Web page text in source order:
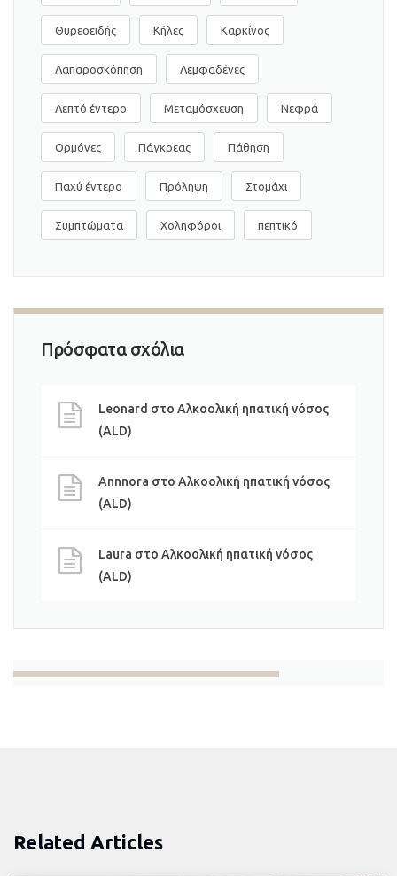
Θυρεοειδής Κήλες Καρκίνος
Λαπαροσκόπηση Λεμφαδένες
Λεπτό έντερο Μεταμόσχευση Νεφρά
Ορμόνες Πάγκρεας Πάθηση
Παχύ έντερο Πρόληψη Στομάχι
Συμπτώματα Χοληφόροι πεπτικό
Πρόσφατα σχόλια
Leonard στο Αλκοολική ηπατική νόσος
(ALD)
Annnora στο Αλκοολική ηπατική νόσος
(ALD)
Laura στο Αλκοολική ηπατική νόσος
(ALD)
Related Articles